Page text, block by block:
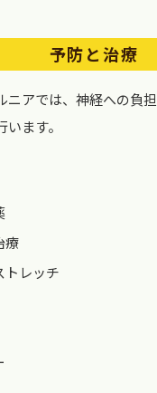
予防と治療
ニアでは、神経への負
ます。
療
トレッチ